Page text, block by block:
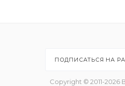
ПОДПИСАТЬСЯ НА
Copyright © 2011-2026